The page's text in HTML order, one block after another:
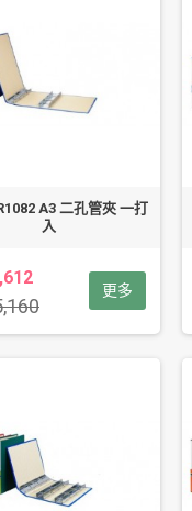
A3 二孔管夾 一打
入
更多